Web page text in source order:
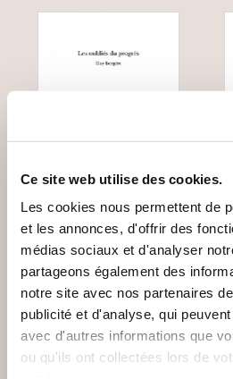
Ce site web utilise des cookies.
Les cookies nous permettent de
et les annonces, d'offrir des
médias sociaux et d'analyser
partageons également des
notre site avec nos partenaires
publicité et d'analyse, qui
avec d'autres informations que
ou qu'ils ont collectées lors de
(0 avis)
Guy Bergère
LES OUBLIÉS DU
PROGRÈS